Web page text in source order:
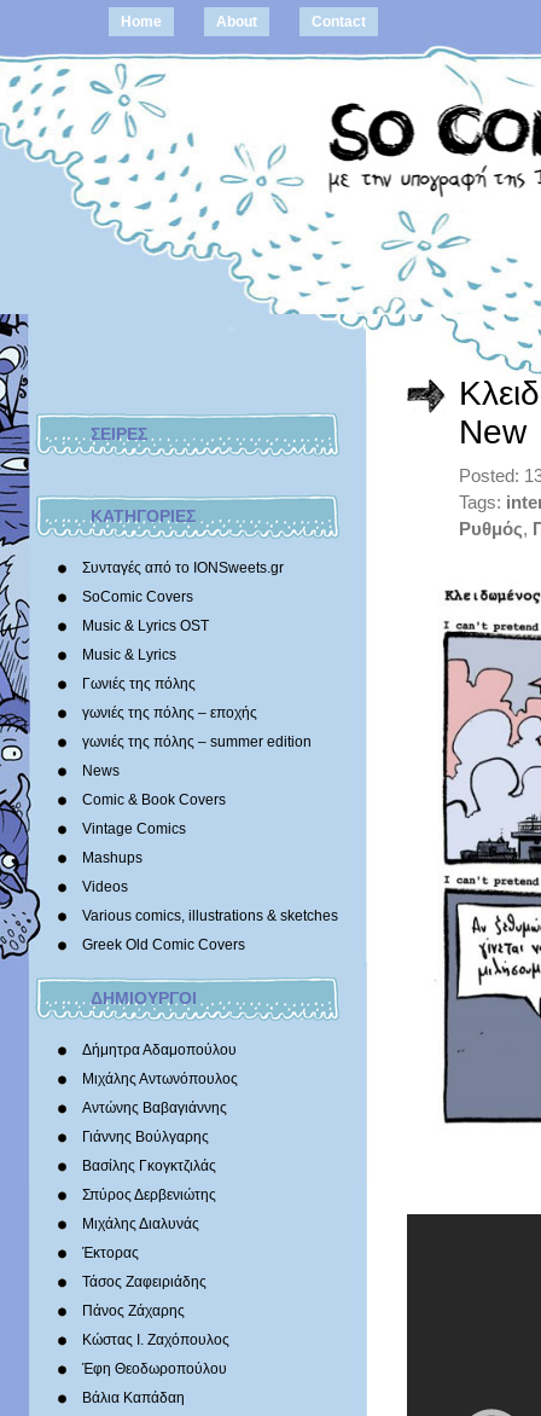
Home About Contact
ΣΕΙΡΕΣ
ΚΑΤΗΓΟΡΙΕΣ
Συνταγές από το IONSweets.gr
SoComic Covers
Music & Lyrics OST
Music & Lyrics
Γωνιές της πόλης
γωνιές της πόλης – εποχής
γωνιές της πόλης – summer edition
News
Comic & Book Covers
Vintage Comics
Mashups
Videos
Various comics, illustrations & sketches
Greek Old Comic Covers
ΔΗΜΙΟΥΡΓΟΙ
Δήμητρα Αδαμοπούλου
Μιχάλης Αντωνόπουλος
Αντώνης Βαβαγιάννης
Γιάννης Βούλγαρης
Βασίλης Γκογκτζιλάς
Σπύρος Δερβενιώτης
Mιχάλης Διαλυνάς
Έκτορας
Τάσος Ζαφειριάδης
Πάνος Ζάχαρης
Κώστας Ι. Ζαχόπουλoς
Έφη Θεοδωροπούλου
Βάλια Καπάδαη
New
Posted:
Tags:
Ρυθμός,